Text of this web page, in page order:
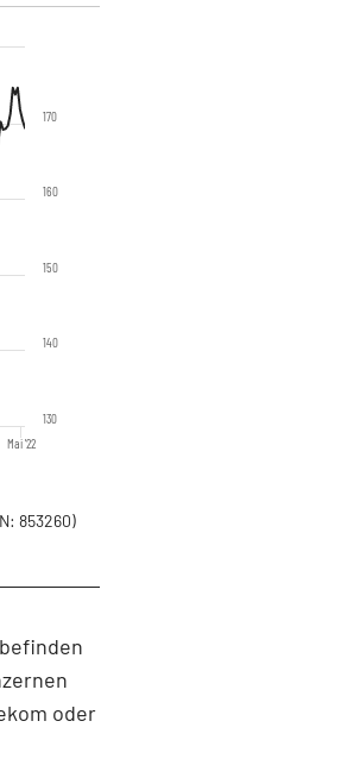
Mai '22
130
140
150
160
170
853260)
oder